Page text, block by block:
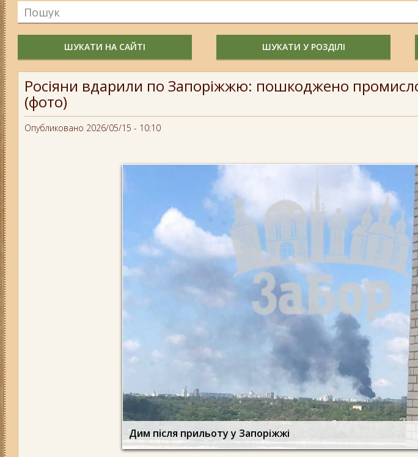
ШУКАТИ НА САЙТІ ШУКАТИ У РОЗДІЛІ
Росіяни вдарили по Запоріжжю: пошкоджено
(фото)
Опубликовано 2026/05/15 - 10:10
Дим після прильоту у Запоріжжі